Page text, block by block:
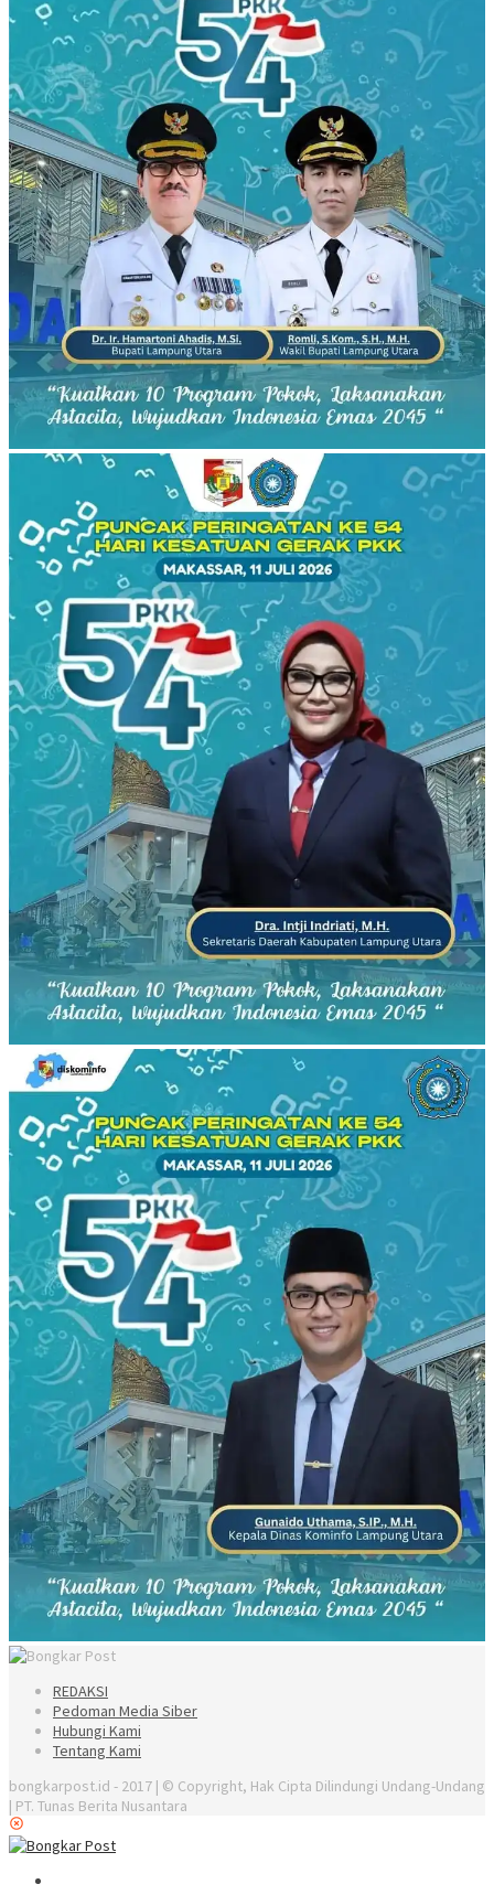
REDAKSI
Pedoman Media Siber
Hubungi Kami
Tentang Kami
bongkarpost.id - 2017 | © Copyright, Hak Cipta Dilindungi Undang-Undang
| PT. Tunas Berita Nusantara